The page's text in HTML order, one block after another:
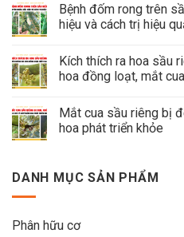
Bệnh đốm rong trên
hiệu và cách trị hiệu
Kích thích ra hoa sầu
hoa đồng loạt, mắt
Mắt cua sầu riêng bị
hoa phát triển khỏe
DANH MỤC SẢN PHẨM
Phân hữu cơ